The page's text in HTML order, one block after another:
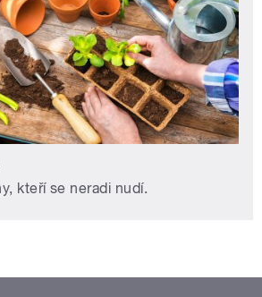
kteří se neradi nudí.